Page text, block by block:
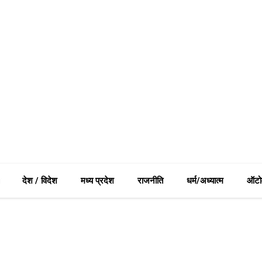
देश / विदेश मध्य प्रदेश राजनीति धर्म/अध्यात्म